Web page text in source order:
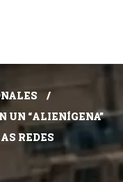
UN “ALIENÍGENA”
REDES